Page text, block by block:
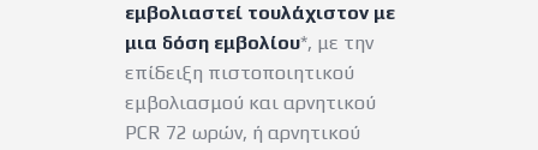
εμβολιαστεί τουλάχιστον με
μια δόση εμβολίου*, με την
επίδειξη πιστοποιητικού
εμβολιασμού και αρνητικού
PCR 72 ωρών, ή αρνητικού